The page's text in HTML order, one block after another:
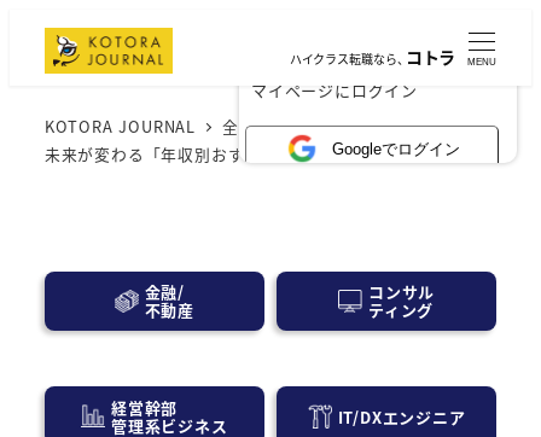
×
マイページにログイン
Googleでログイン
ハイクラス転職なら、コトラ MENU
KOTORA JOURNAL 全般
驚きの高収入！資格取得で
未来が変わる「年収別おすすめランキングTOP10」
金融/
不動産
コンサル
ティング
経営幹部
管理系ビジネス IT/DXエンジニア